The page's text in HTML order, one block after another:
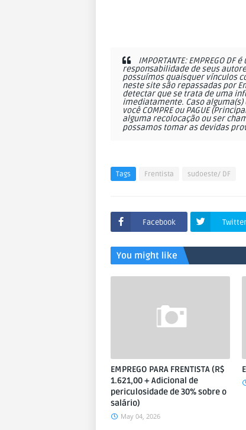
IMPORTANTE: EMPREGO
responsabilidade de seus
possuímos quaisquer vínculos
neste site são repassadas por
detectar que se trata de uma
imediatamente. Caso
você COMPRE ou PAGUE
alguma recolocação ou ser
possamos tomar as devidas
Tags Frentista sudoeste/ DF
Facebook Twitter
You might like
EMPREGO PARA FRENTISTA (R$
1.621,00 + Adicional de
periculosidade de 30% sobre o
salário)
May 04, 2026